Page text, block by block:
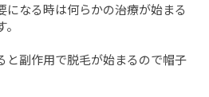
になる時は何らかの治療が始まる
と副作用で脱毛が始まるので帽子